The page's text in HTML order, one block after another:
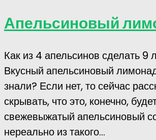
Апельсиновый
Как из 4 апельсинов сделать 9
Вкусный апельсиновый
знали? Если нет, то сейчас
скрывать, что это, конечно,
свежевыжатый апельсиновый
нереально из такого...